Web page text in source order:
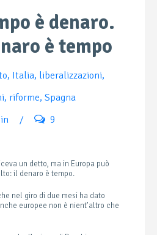
è denaro.
è tempo
, Italia, liberalizzazioni,
, riforme, Spagna
/ 9
un detto, ma in Europa può
il denaro è tempo.
nel giro di due mesi ha dato
europee non è nient’altro che